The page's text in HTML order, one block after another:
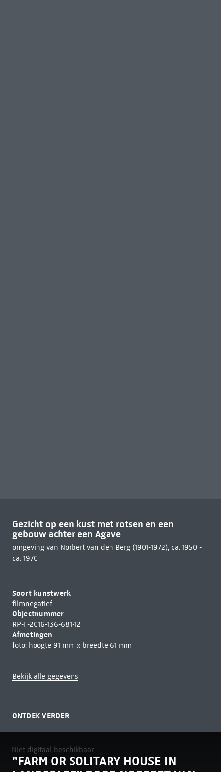
Gezicht op een kust met rotsen en een
gebouw achter een Agave
omgeving van Norbert van den Berg (1901-1972), ca. 1950 -
ca. 1970
Soort kunstwerk
filmnegatief
Objectnummer
RP-F-2016-136-681-12
Afmetingen
foto: hoogte 91 mm x breedte 61 mm
Bekijk alle gegevens
ONTDEK VERDER
"FARM OR SOLITARY HOUSE IN
Niet digitaal beschikbaar